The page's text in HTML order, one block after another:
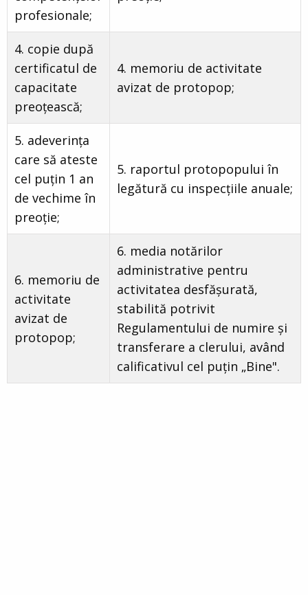
profesionale;
4. copie după
certificatul de
capacitate
preoțească;
4. memoriu de activitate
avizat de protopop;
5. adeverința
care să ateste
cel puțin 1 an
de vechime în
preoție;
5. raportul protopopului în
legătură cu inspecțiile anuale;
6. memoriu de
activitate
avizat de
protopop;
6. media notărilor
administrative pentru
activitatea desfășurată,
stabilită potrivit
Regulamentului de numire şi
transferare a clerului, având
calificativul cel puțin „Bine".